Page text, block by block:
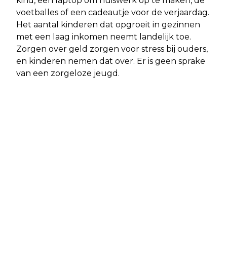
voetballes of een cadeautje voor de verjaardag.
Het aantal kinderen dat opgroeit in gezinnen
met een laag inkomen neemt landelijk toe.
Zorgen over geld zorgen voor stress bij ouders,
en kinderen nemen dat over. Er is geen sprake
van een zorgeloze jeugd.